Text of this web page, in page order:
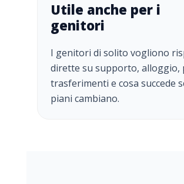
Utile anche per i
genitori
I genitori di solito vogliono
dirette su supporto, alloggio,
trasferimenti e cosa succede
piani cambiano.